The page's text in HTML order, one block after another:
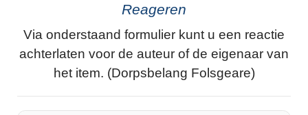
Reageren
Via onderstaand formulier kunt u een reactie
achterlaten voor de auteur of de eigenaar van
het item. (Dorpsbelang Folsgeare)